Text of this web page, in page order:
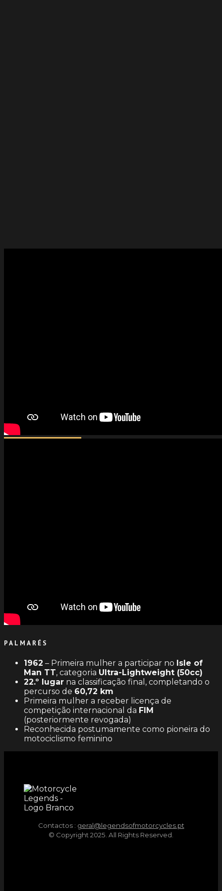
PALMARÉS
1962 – Primeira mulher a participar no Isle of
Man TT, categoria Ultra-Lightweight (50cc)
22.º lugar na classificação final, completando o
percurso de 60,72 km
Primeira mulher a receber licença de
competição internacional da FIM
(posteriormente revogada)
Reconhecida postumamente como pioneira do
motociclismo feminino
Contactos : geral@legendsofmotorcycles.pt
© Copyright 2025. All Rights Reserved.